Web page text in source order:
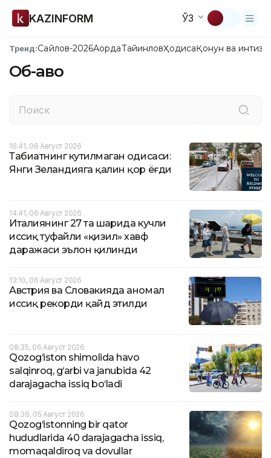
KAZINFORM ЎЗ
Тренд:Сайлов-2026АқордаТайинловҲодисаҚонун ва
Об-ҳаво
16:41, 06 Август 2026
Табиатнинг кутилмаган ҳодисаси:
Янги Зеландияга қалин қор ёғди
14:41, 06 Август 2026
Италиянинг 27 та шаҳрида кучли
иссиқ туфайли «қизил» хавф
даражаси эълон қилинди
13:10, 06 Август 2026
Австрия ва Словакияда аномал
иссиқ рекорди қайд этилди
08:35, 06 Август 2026
Qozog‘iston shimolida havo
salqinroq, g‘arbi va janubida 42
darajagacha issiq bo‘ladi
08:36, 05 Август 2026
Qozog‘istonning bir qator
hududlarida 40 darajagacha issiq,
momaqaldiroq va dovullar